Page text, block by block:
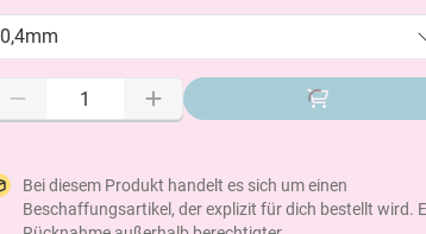
0,4mm
Bei diesem Produkt handelt es sich um einen
Beschaffungsartikel, der explizit für dich bestellt wird.